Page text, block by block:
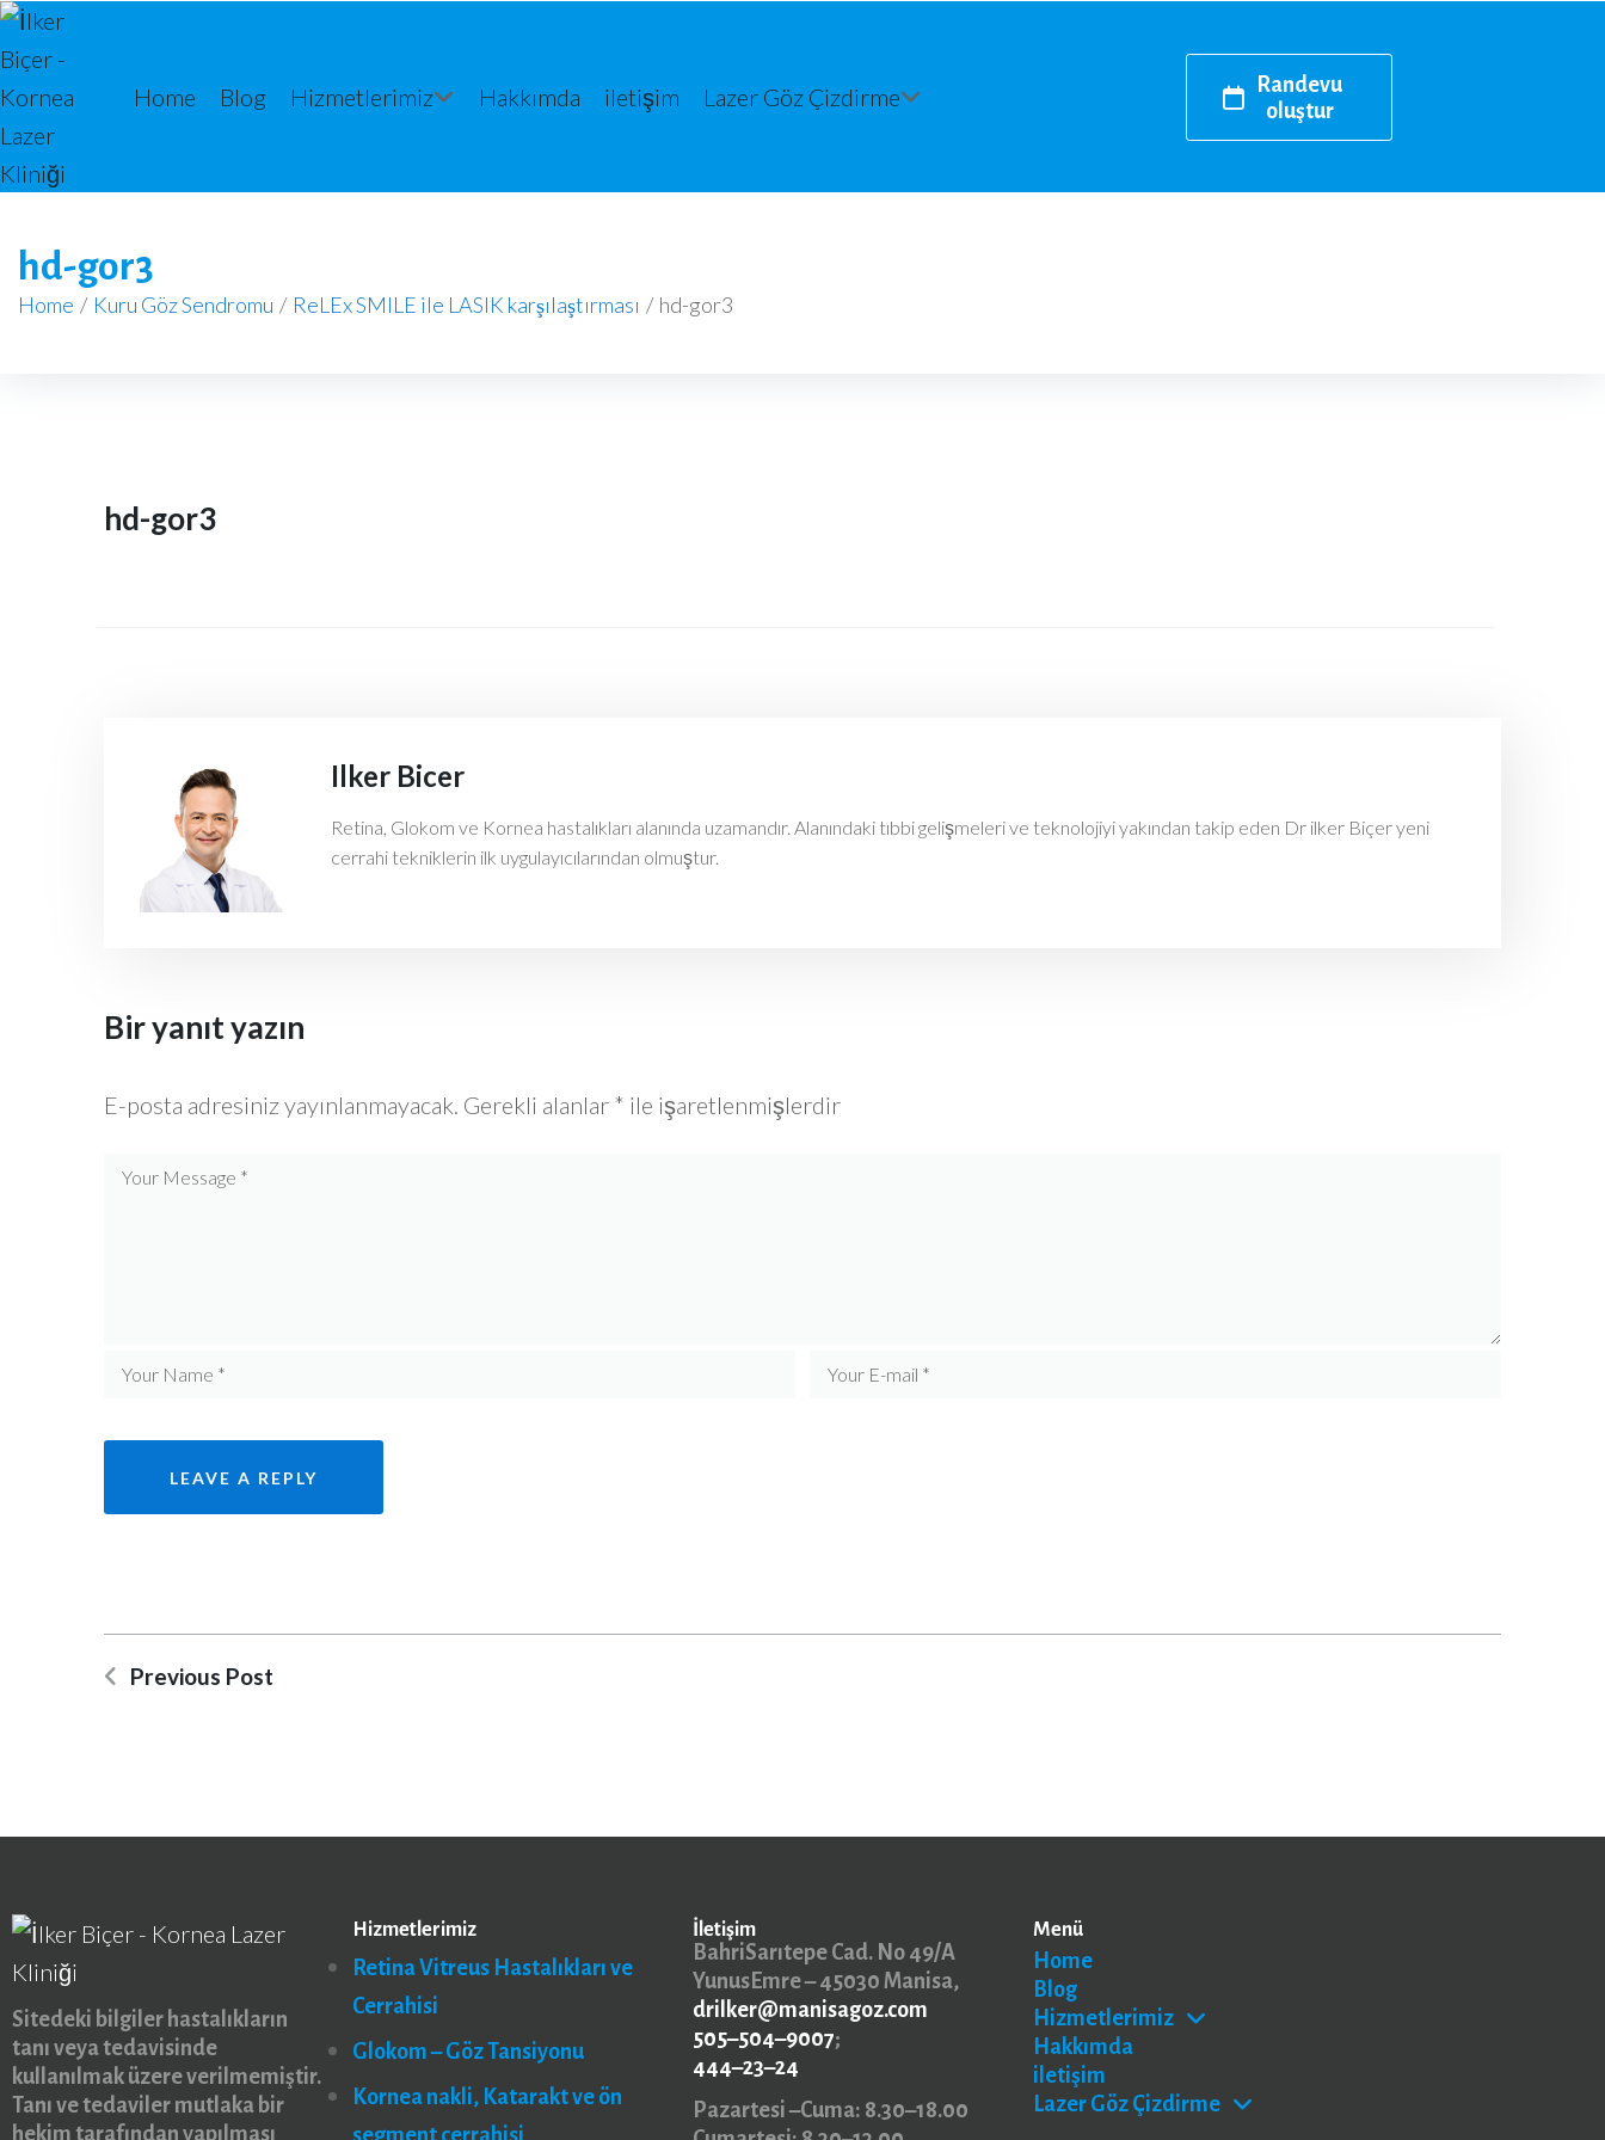
Home Blog Hizmetlerimiz Hakkımda iletişim Lazer Göz Çizdirme
Randevu
oluştur
hd-gor3
Home / Kuru Göz Sendromu / ReLEx SMILE ile LASIK karşılaştırması / hd-gor3
hd-gor3
Ilker Bicer
Retina, Glokom ve Kornea hastalıkları alanında uzamandır. Alanındaki tıbbi gelişmeleri ve teknolojiyi yakından takip eden Dr ilker Biçer yeni
cerrahi tekniklerin ilk uygulayıcılarından olmuştur.
Bir yanıt yazın
E-posta adresiniz yayınlanmayacak. Gerekli alanlar * ile işaretlenmişlerdir
Previous Post
Sitedeki bilgiler hastalıkların
tanı veya tedavisinde
kullanılmak üzere verilmemiştir.
Tanı ve tedaviler mutlaka bir
hekim tarafından yapılması
Hizmetlerimiz
Retina Vitreus Hastalıkları ve
Cerrahisi
Glokom – Göz Tansiyonu
Kornea nakli, Katarakt ve ön
segment cerrahisi
İletişim
BahriSarıtepe Cad. No 49/A
YunusEmre – 45030 Manisa,
drilker@manisagoz.com
505–504–9007;
444–23–24
Pazartesi –Cuma: 8.30–18.00
Menü
Home
Blog
Hizmetlerimiz
Hakkımda
iletişim
Lazer Göz Çizdirme